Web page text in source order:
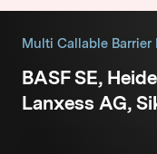
Multi Callable Barrier
BASF SE,
Lanxess AG,